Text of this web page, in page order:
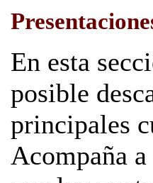
En esta
posible
principales
Acompaña